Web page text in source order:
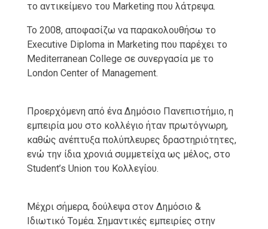
το αντικείμενο του Marketing που λάτρεψα.
Το 2008, αποφασίζω να παρακολουθήσω το
Executive Diploma in Marketing που παρέχει το
Mediterranean College σε συνεργασία με το
London Center of Management.
Προερχόμενη από ένα Δημόσιο Πανεπιστήμιο, η
εμπειρία μου στο κολλέγιο ήταν πρωτόγνωρη,
καθώς ανέπτυξα πολύπλευρες δραστηριότητες,
ενώ την ίδια χρονιά συμμετείχα ως μέλος, στο
Student’s Union του Κολλεγίου.
Μέχρι σήμερα, δούλεψα στον Δημόσιο &
Ιδιωτικό Τομέα. Σημαντικές εμπειρίες στην